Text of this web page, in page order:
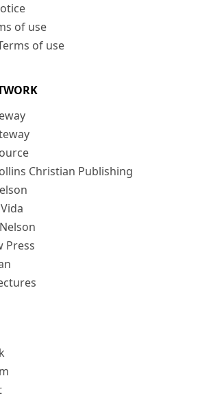
of use
of use
Christian Publishing
Press